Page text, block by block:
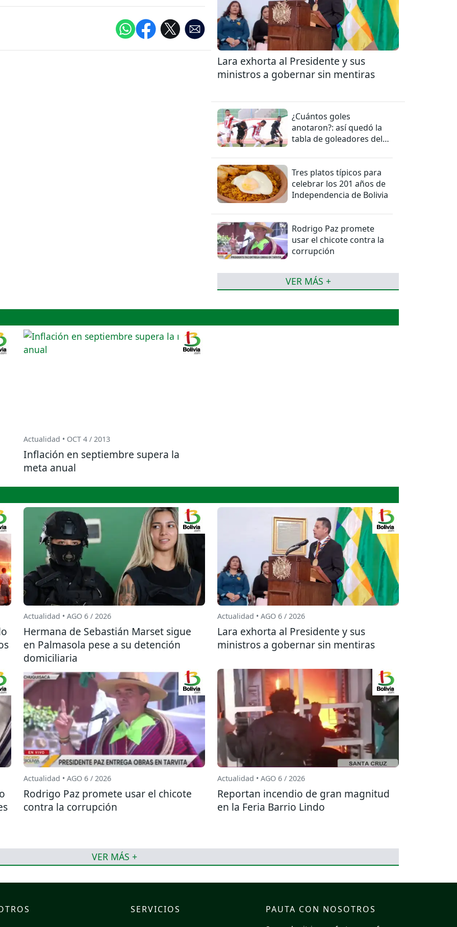
Lara exhorta al Presidente y sus
ministros a gobernar sin mentiras
¿Cuántos goles
anotaron?: así quedó la
tabla de goleadores del
Tres platos típicos para
celebrar los 201 años de
Independencia de Bolivia
Rodrigo Paz promete
usar el chicote contra la
corrupción
VER MÁS +
Actualidad • OCT 4 / 2013
Inflación en septiembre supera la
meta anual
Actualidad • AGO 6 / 2026
Hermana de Sebastián Marset sigue
en Palmasola pese a su detención
domiciliaria
Actualidad • AGO 6 / 2026
Lara exhorta al Presidente y sus
ministros a gobernar sin mentiras
Actualidad • AGO 6 / 2026
Rodrigo Paz promete usar el chicote
contra la corrupción
Actualidad • AGO 6 / 2026
Reportan incendio de gran magnitud
en la Feria Barrio Lindo
VER MÁS +
SERVICIOS PAUTA CON NOSOTROS